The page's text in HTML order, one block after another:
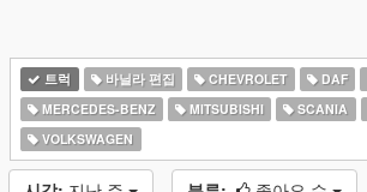
트럭 바닐라 편집 CHEVROLET DAF
MERCEDES-BENZ
MITSUBISHI SCANIA
VOLKSWAGEN